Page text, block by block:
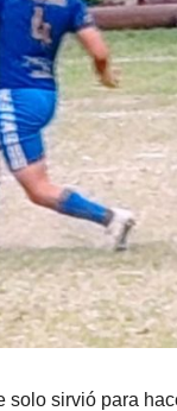
solo sirvió para